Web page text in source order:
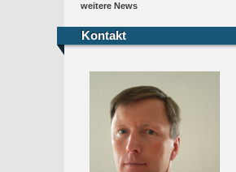
weitere News
Kontakt
Kontakt